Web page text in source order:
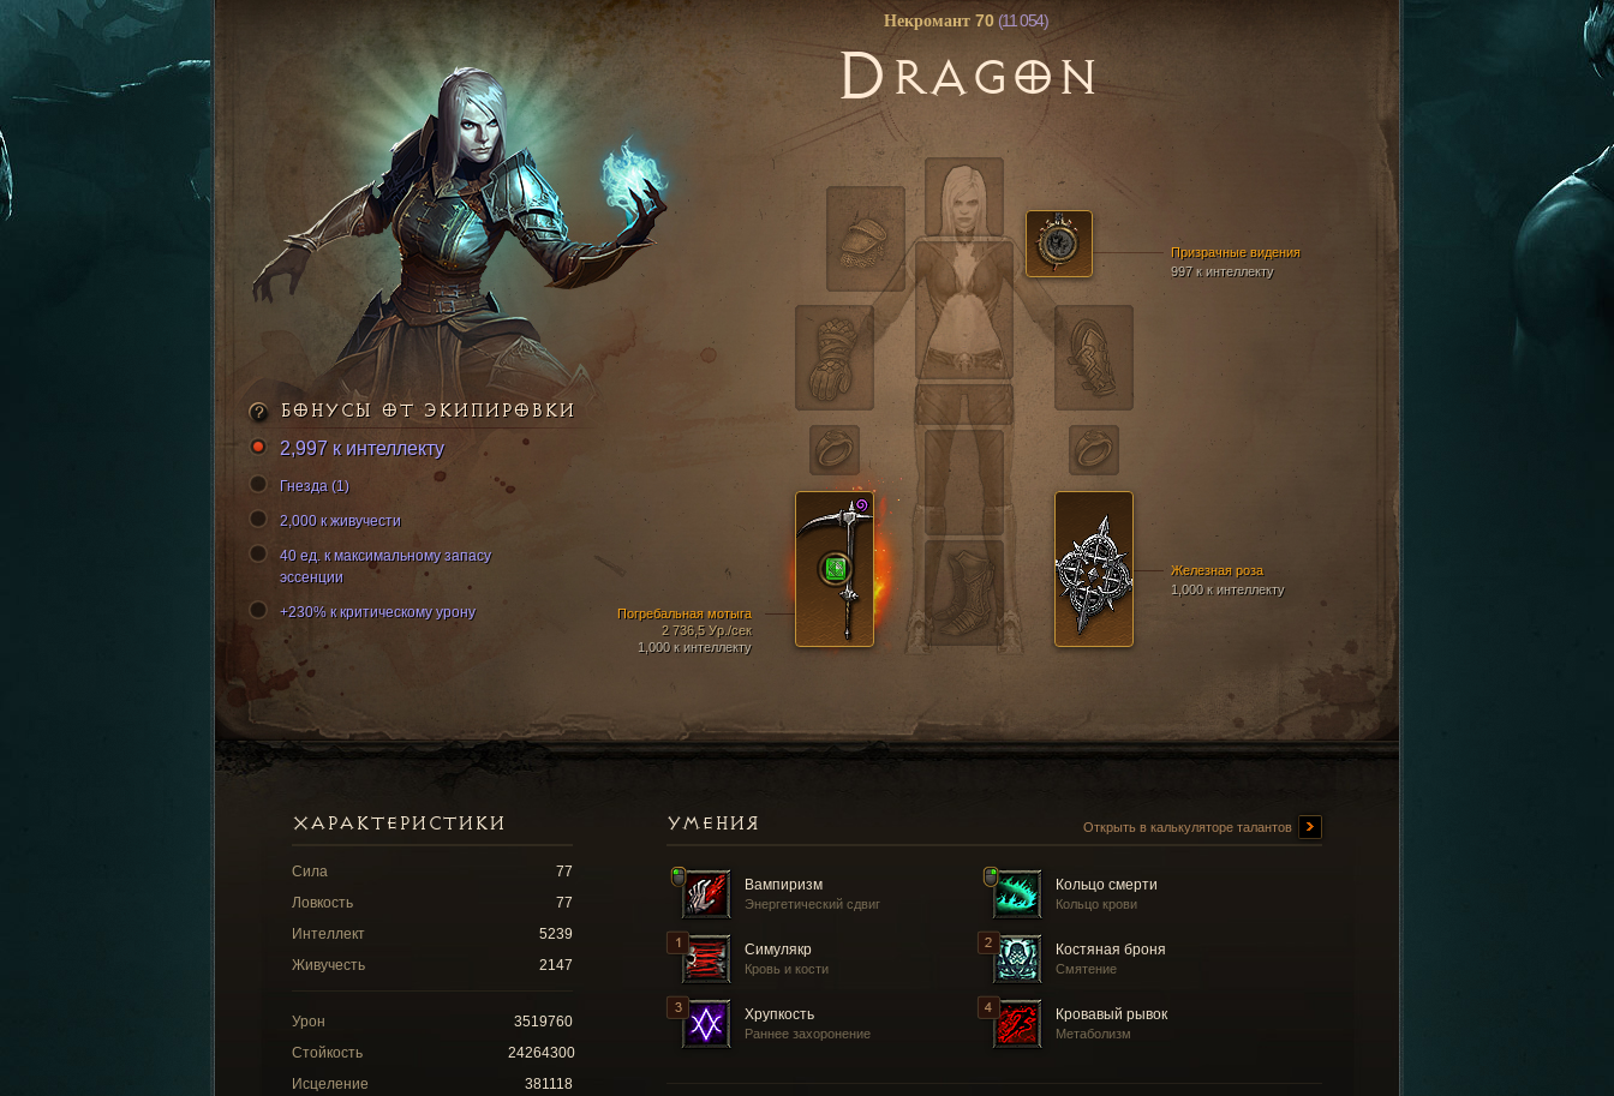
Некромант 70 (11 054)
DRAGON
Погребальная мотыга
2 736,5 Ур./сек
1,000 к интеллекту
Железная роза
1,000 к интеллекту
Призрачные видения
997 к интеллекту
БОНУСЫ ОТ ЭКИПИРОВКИ
2,997 к интеллекту
Гнезда (1)
2,000 к живучести
40 ед. к максимальному запасу
эссенции
+230% к критическому урону
УМЕНИЯ Открыть в калькуляторе талантов
Вампиризм
Энергетический сдвиг
Кольцо смерти
Кольцо крови
Симулякр
Кровь и кости
Костяная броня
Смятение
Хрупкость
Раннее захоронение
Кровавый рывок
Метаболизм
ХАРАКТЕРИСТИКИ
Сила
77
Ловкость
77
Интеллект
5239
Живучесть
2147
Урон
3519760
Стойкость
24264300
Исцеление
381118